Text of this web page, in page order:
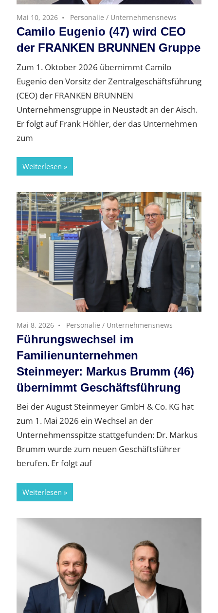
Mai 10, 2026 Personalie / Unternehmensnews
Camilo Eugenio (47) wird CEO
der FRANKEN BRUNNEN Gruppe
Zum 1. Oktober 2026 übernimmt Camilo
Eugenio den Vorsitz der Zentralgeschäftsführung
(CEO) der FRANKEN BRUNNEN
Unternehmensgruppe in Neustadt an der Aisch.
Er folgt auf Frank Höhler, der das Unternehmen
zum
Weiterlesen
Mai 8, 2026 Personalie / Unternehmensnews
Führungswechsel im
Familienunternehmen
Steinmeyer: Markus Brumm (46)
übernimmt Geschäftsführung
Bei der August Steinmeyer GmbH & Co. KG hat
zum 1. Mai 2026 ein Wechsel an der
Unternehmensspitze stattgefunden: Dr. Markus
Brumm wurde zum neuen Geschäftsführer
berufen. Er folgt auf
Weiterlesen